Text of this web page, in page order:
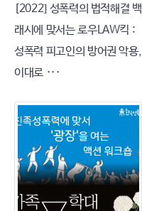
[2022] 성폭력의 법적해결 백
래시에 맞서는 로우LAW킥 :
성폭력 피고인의 방어권 악용,
이대로 ···